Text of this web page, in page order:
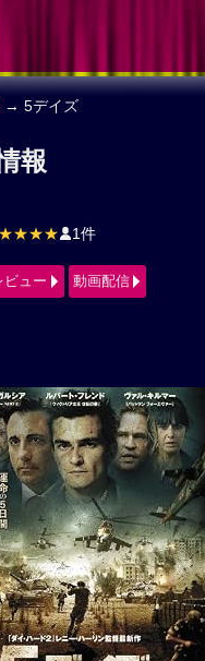
→ 5デイズ
報
1件
ビュー 動画配信